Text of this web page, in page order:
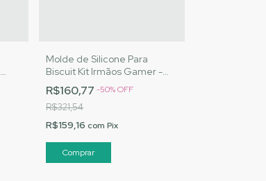
Molde de Silicone Para
Biscuit Kit Irmãos Gamer -
MJ Artesanatos |Cód. 3072
R$160,77 -50%OFF
R$321,54
R$159,16 com Pix